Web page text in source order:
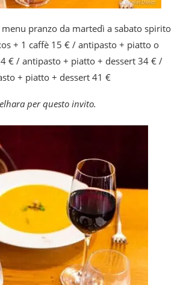
menu pranzo da martedì a sabato spirito
+ 1 caffè 15 € / antipasto + piatto o
€ / antipasto + piatto + dessert 34 € /
+ piatto + dessert 41 €
per questo invito.